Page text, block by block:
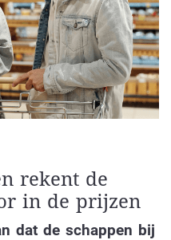
rekent de
in de prijzen
dat de schappen bij